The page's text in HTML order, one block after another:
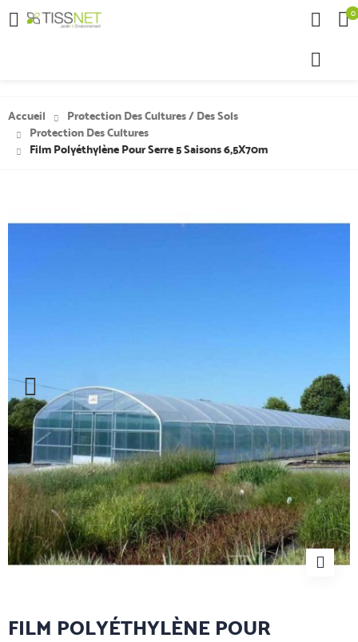
 0
Accueil
Protection Des Cultures / Des Sols
Protection Des Cultures
Film Polyéthylène Pour Serre 5 Saisons 6,5X70m
FILM POLYÉTHYLÈNE POUR